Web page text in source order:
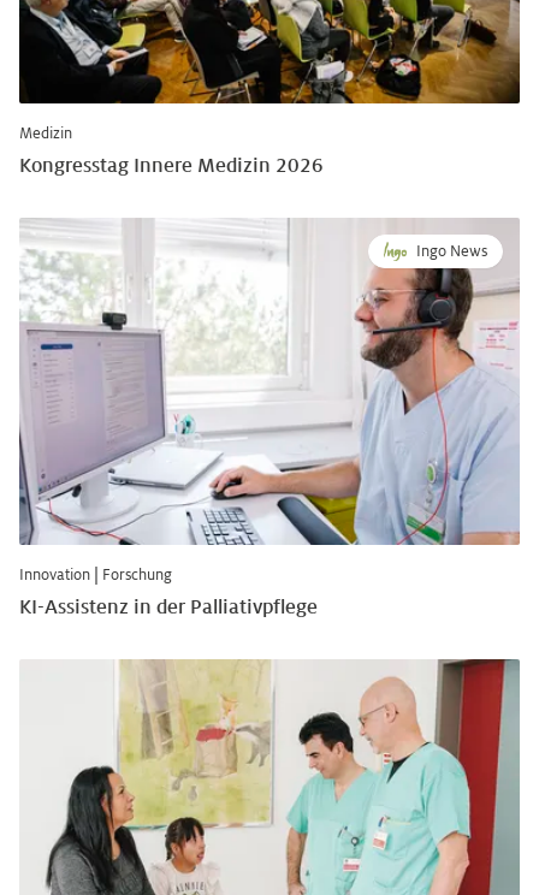
Medizin
Kongresstag Innere Medizin 2026
Ingo News
Innovation Forschung
KI-Assistenz in der Palliativpflege